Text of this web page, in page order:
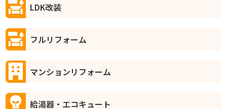
LDK改装
フルリフォーム
マンションリフォーム
給湯器・エコキュート